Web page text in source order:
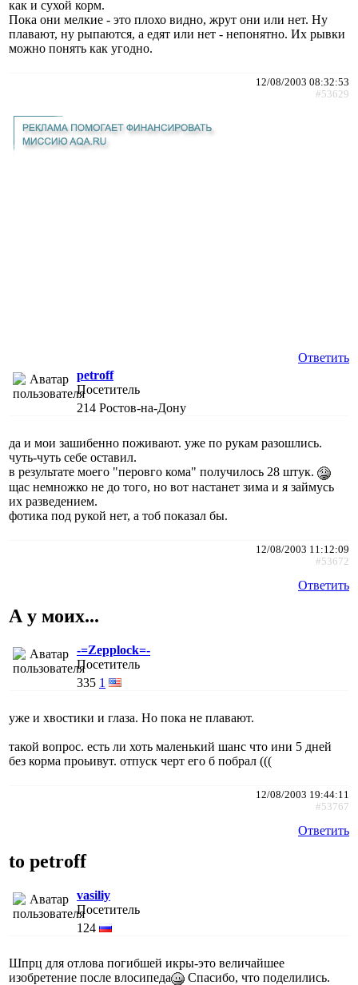
как и сухой корм.
Пока они мелкие - это плохо видно, жрут они или нет. Ну
плавают, ну рыпаются, а едят или нет - непонятно. Их рывки
можно понять как угодно.
12/08/2003 08:32:53
#53629
Ответить
petroff
Посетитель
214 Ростов-на-Дону
да и мои зашибенно поживают. уже по рукам разошлись.
чуть-чуть себе оставил.
в результате моего "перовго кома" получилось 28 штук.
щас немножко не до того, но вот настанет зима и я займусь
их разведением.
фотика под рукой нет, а тоб показал бы.
12/08/2003 11:12:09
#53672
Ответить
А у моих...
-=Zepplock=-
Посетитель
335 1
уже и хвостики и глаза. Но пока не плавают.
такой вопрос. есть ли хоть маленький шанс что ини 5 дней
без корма проьивут. отпуск черт его б побрал (((
12/08/2003 19:44:11
#53767
Ответить
to petroff
vasiliy
Посетитель
124
Шпрц для отлова погибшей икры-это величайшее
изобретение после влосипеда
Спасибо, что поделились.